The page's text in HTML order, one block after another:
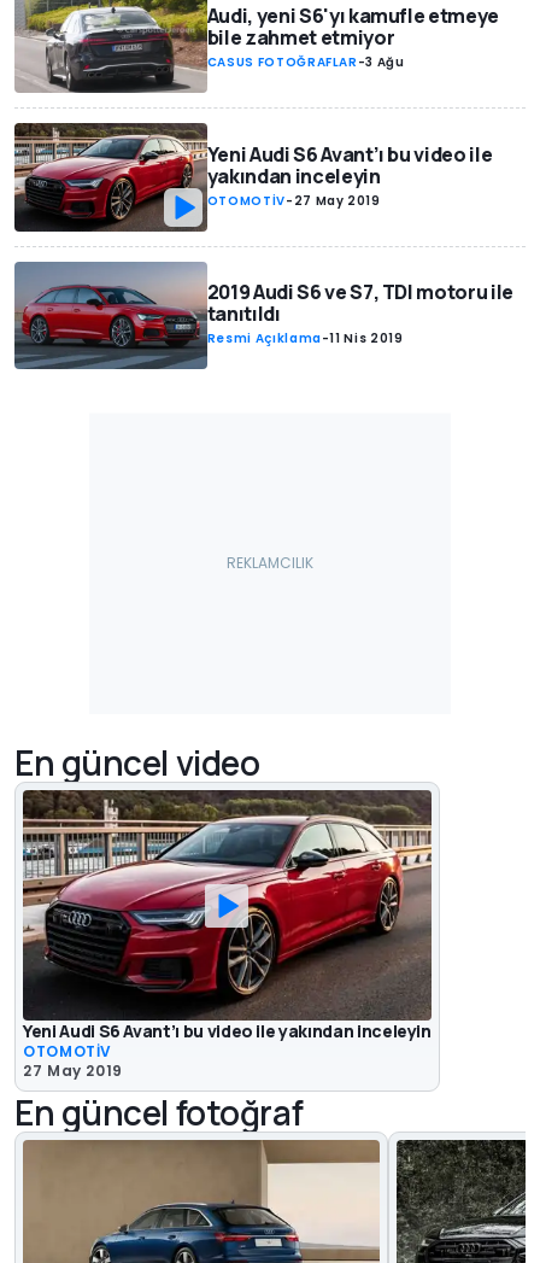
Audi, yeni S6'yı kamufle etmeye
bile zahmet etmiyor
CASUS FOTOĞRAFLAR -3 Ağu
Yeni Audi S6 Avant’ı bu video ile
yakından inceleyin
OTOMOTİV- 27 May 2019
2019 Audi S6 ve S7, TDI motoru ile
tanıtıldı
Resmi Açıklama-11 Nis 2019
En güncel video
Yeni Audi S6 Avant’ı bu video ile yakından inceleyin
OTOMOTİV
27 May 2019
En güncel fotoğraf